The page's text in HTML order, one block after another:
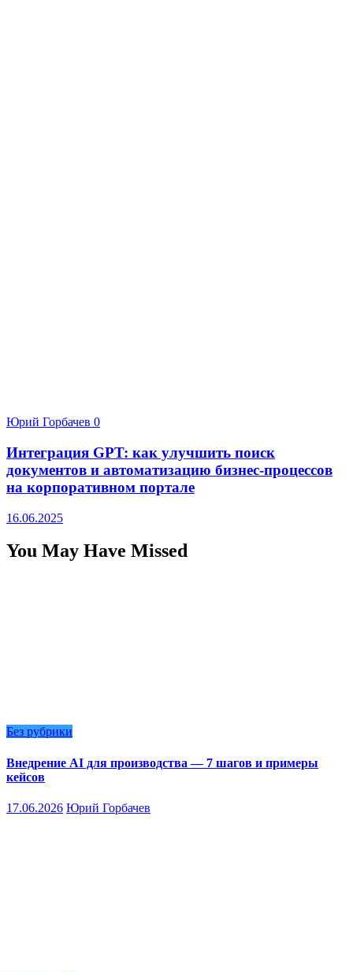
Юрий Горбачев 0
Интеграция GPT: как улучшить поиск
документов и автоматизацию бизнес-процессов
на корпоративном портале
16.06.2025
You May Have Missed
Без рубрики
Внедрение AI для производства — 7 шагов и примеры
кейсов
17.06.2026 Юрий Горбачев